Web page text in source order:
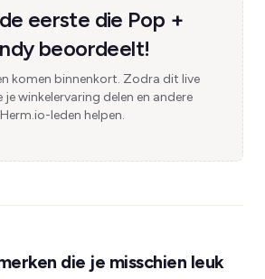
eerste die Pop +
beoordeelt!
komen binnenkort. Zodra dit live
winkelervaring delen en andere
Herm.io-leden helpen.
die je misschien leuk